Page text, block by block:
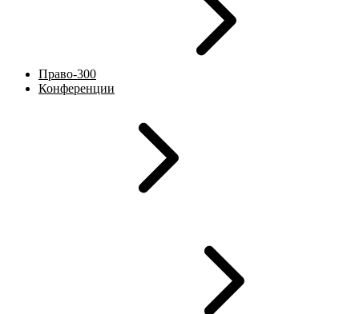
Право-300
Конференции